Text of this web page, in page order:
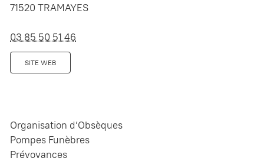
71520 TRAMAYES
03 85 50 51 46
SITE WEB
Organisation d’Obsèques
Pompes Funèbres
Prévoyances